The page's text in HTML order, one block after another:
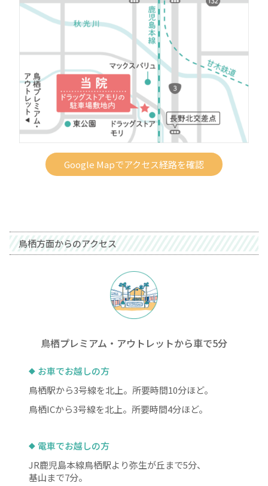
Google Mapでアクセス経路を確認
鳥栖方面からのアクセス
鳥栖プレミアム・アウトレットから車で5分
お車でお越しの方
鳥栖駅から3号線を北上。所要時間10分ほど。
鳥栖ICから3号線を北上。所要時間4分ほど。
電車でお越しの方
JR鹿児島本線鳥栖駅より弥生が丘まで5分、
基山まで7分。